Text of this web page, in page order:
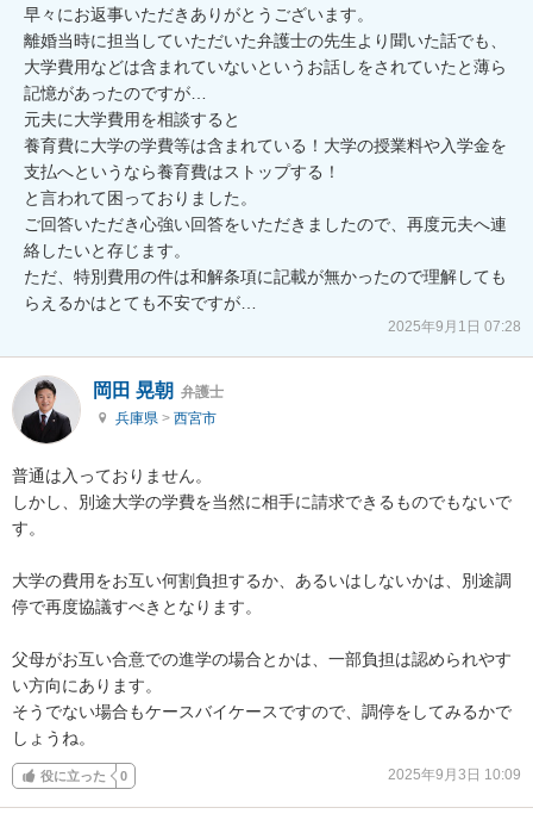
早々にお返事いただきありがとうございます。
離婚当時に担当していただいた弁護士の先生より聞いた話でも、
大学費用などは含まれていないというお話しをされていたと薄ら
記憶があったのですが…
元夫に大学費用を相談すると
養育費に大学の学費等は含まれている！大学の授業料や入学金を
支払へというなら養育費はストップする！
と言われて困っておりました。
ご回答いただき心強い回答をいただきましたので、再度元夫へ連
絡したいと存じます。
ただ、特別費用の件は和解条項に記載が無かったので理解しても
らえるかはとても不安ですが…
2025年9月1日 07:28
岡田 晃朝 弁護士
兵庫県 > 西宮市
普通は入っておりません。
しかし、別途大学の学費を当然に相手に請求できるものでもないで
す。
大学の費用をお互い何割負担するか、あるいはしないかは、別途調
停で再度協議すべきとなります。
父母がお互い合意での進学の場合とかは、一部負担は認められやす
い方向にあります。
そうでない場合もケースバイケースですので、調停をしてみるかで
しょうね。
役に立った 0 2025年9月3日 10:09